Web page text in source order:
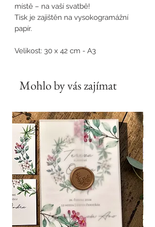
místě – na vaší svatbě!
Tisk je zajištěn na vysokogramážní
papír.
Velikost: 30 x 42 cm - A3
Mohlo by vás zajímat